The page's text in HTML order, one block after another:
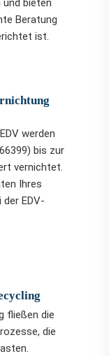
bieten
Beratung
ist.
werden
bis zur
vernichtet.
Ihres
EDV-
fließen die
die